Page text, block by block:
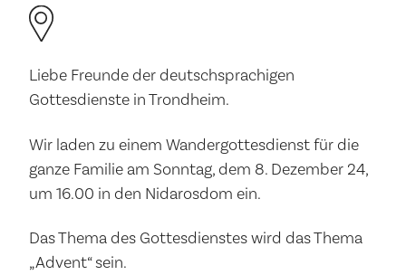
Liebe Freunde der deutschsprachigen
Gottesdienste in Trondheim.
Wir laden zu einem Wandergottesdienst für die
ganze Familie am Sonntag, dem 8. Dezember 24,
um 16.00 in den Nidarosdom ein.
Das Thema des Gottesdienstes wird das Thema
„Advent“ sein.